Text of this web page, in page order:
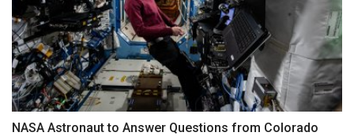
NASA Astronaut to Answer Questions from Colorado